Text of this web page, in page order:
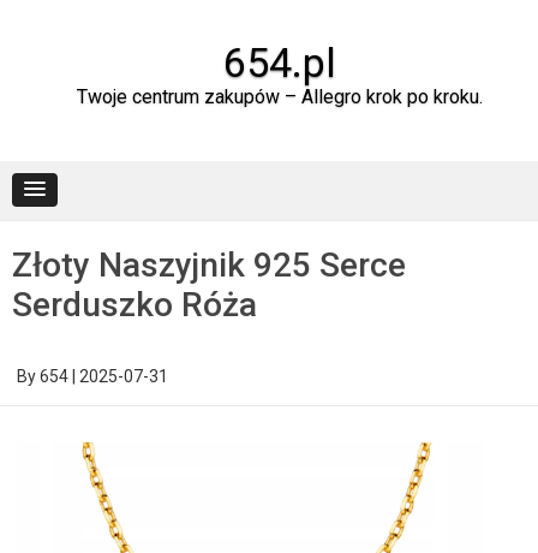
654.pl
Twoje centrum zakupów – Allegro krok po kroku.
Złoty Naszyjnik 925 Serce
Serduszko Róża
By654 2025-07-31